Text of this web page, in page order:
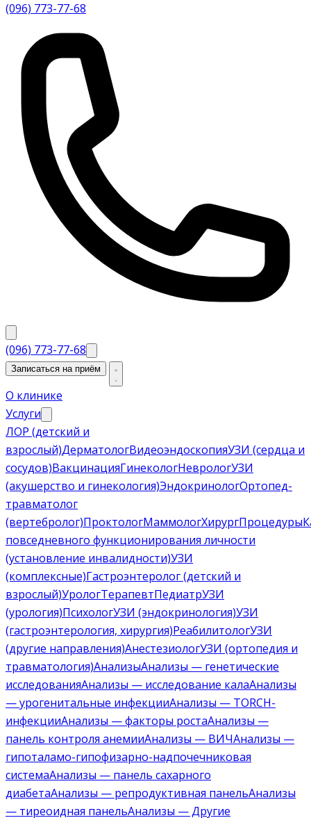
(096) 773-77-68
(096) 773-77-68
Записаться на приём
О клинике
Услуги
ЛОР (детский и
взрослый)ДерматологВидеоэндоскопияУЗИ (сердца и
сосудов)ВакцинацияГинекологНеврологУЗИ
(акушерство и гинекология)ЭндокринологОртопед-
травматолог
(вертебролог)ПроктологМаммологХирургПроцедуры
повседневного функционирования личности
(установление инвалидности)УЗИ
(комплексные)Гастроэнтеролог (детский и
взрослый)УрологТерапевтПедиатрУЗИ
(урология)ПсихологУЗИ (эндокринология)УЗИ
(гастроэнтерология, хирургия)РеабилитологУЗИ
(другие направления)АнестезиологУЗИ (ортопедия и
травматология)АнализыАнализы — генетические
исследованияАнализы — исследование калаАнализы
— урогенитальные инфекцииАнализы — TORCH-
инфекцииАнализы — факторы ростаАнализы —
панель контроля анемииАнализы — ВИЧАнализы —
гипоталамо-гипофизарно-надпочечниковая
системаАнализы — панель сахарного
диабетаАнализы — репродуктивная панельАнализы
— тиреоидная панельАнализы — Другие